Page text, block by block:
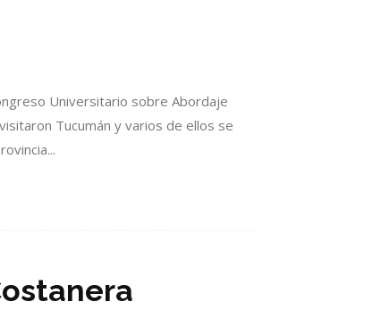
Universitario sobre Abordaje
Tucumán y varios de ellos se